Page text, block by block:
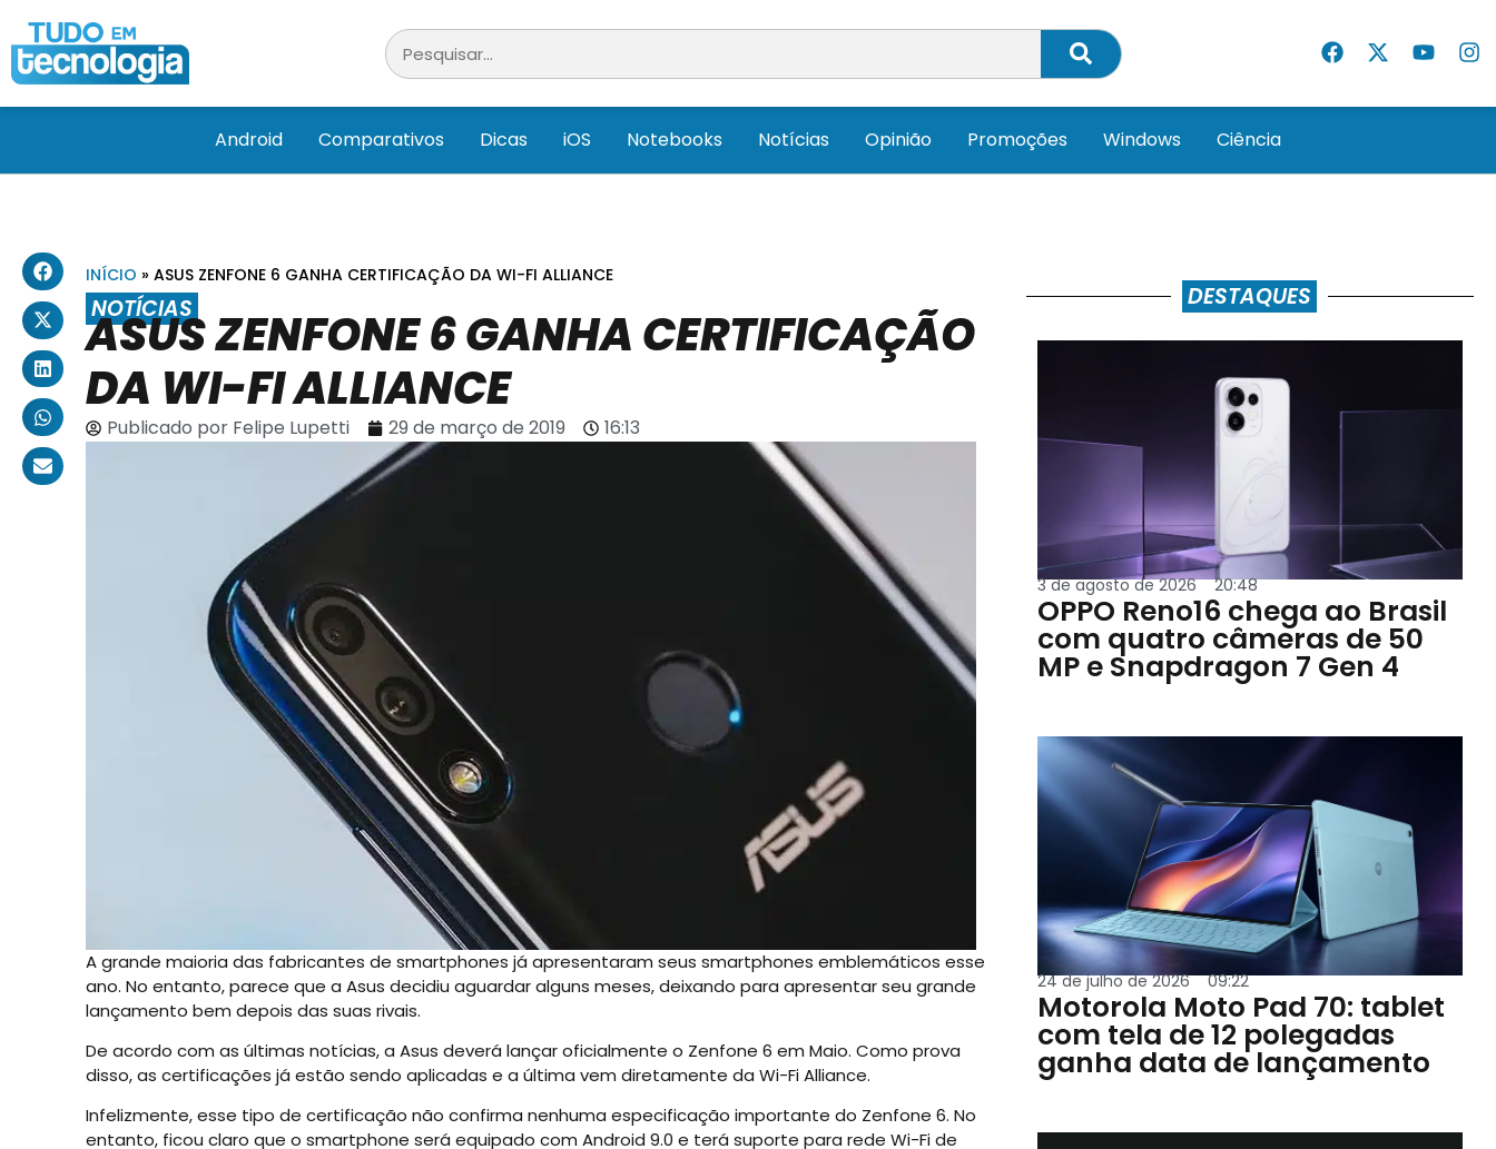
Android Comparativos Dicas iOS Notebooks Notícias Opinião Promoções Windows Ciência
INÍCIO » ASUS ZENFONE 6 GANHA CERTIFICAÇÃO DA WI-FI ALLIANCE
NOTÍCIAS
ASUS ZENFONE 6 GANHA CERTIFICAÇÃO
DA WI-FI ALLIANCE
Publicado porFelipe Lupetti 29 de março de 2019 16:13
A grande maioria das fabricantes de smartphones já apresentaram seus smartphones emblemáticos esse
ano. No entanto, parece que a Asus decidiu aguardar alguns meses, deixando para apresentar seu grande
lançamento bem depois das suas rivais.
De acordo com as últimas notícias, a Asus deverá lançar oficialmente o Zenfone 6 em Maio. Como prova
disso, as certificações já estão sendo aplicadas e a última vem diretamente da Wi-Fi Alliance.
Infelizmente, esse tipo de certificação não confirma nenhuma especificação importante do Zenfone 6. No
entanto, ficou claro que o smartphone será equipado com Android 9.0 e terá suporte para rede Wi-Fi de
DESTAQUES
3 de agosto de 2026 20:48
OPPO Reno16 chega ao Brasil
com quatro câmeras de 50
MP e Snapdragon 7 Gen 4
24 de julho de 2026 09:22
Motorola Moto Pad 70: tablet
com tela de 12 polegadas
ganha data de lançamento